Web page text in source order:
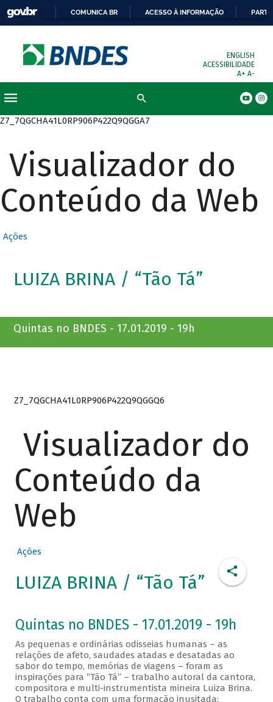
COMUNICA BR ACESSO À INFORMAÇÃO
ENGLISH
ACESSIBILIDADE
A+ A-
Z7_7QGCHA41L0RP906P422Q9QGGA7
Visualizador do
Conteúdo da Web
Ações
LUIZA BRINA / “Tão Tá”
Quintas no BNDES - 17.01.2019 - 19h
Z7_7QGCHA41L0RP906P422Q9QGGQ6
Visualizador do
Conteúdo da
Web
Ações
LUIZA BRINA / “Tão Tá”
Quintas no BNDES - 17.01.2019 - 19h
As pequenas e ordinárias odisseias humanas – as
relações de afeto, saudades atadas e desatadas ao
sabor do tempo, memórias de viagens – foram as
inspirações para “Tão Tá” – trabalho autoral da cantora,
compositora e multi-instrumentista mineira Luiza Brina.
O trabalho conta com uma formação inusitada: